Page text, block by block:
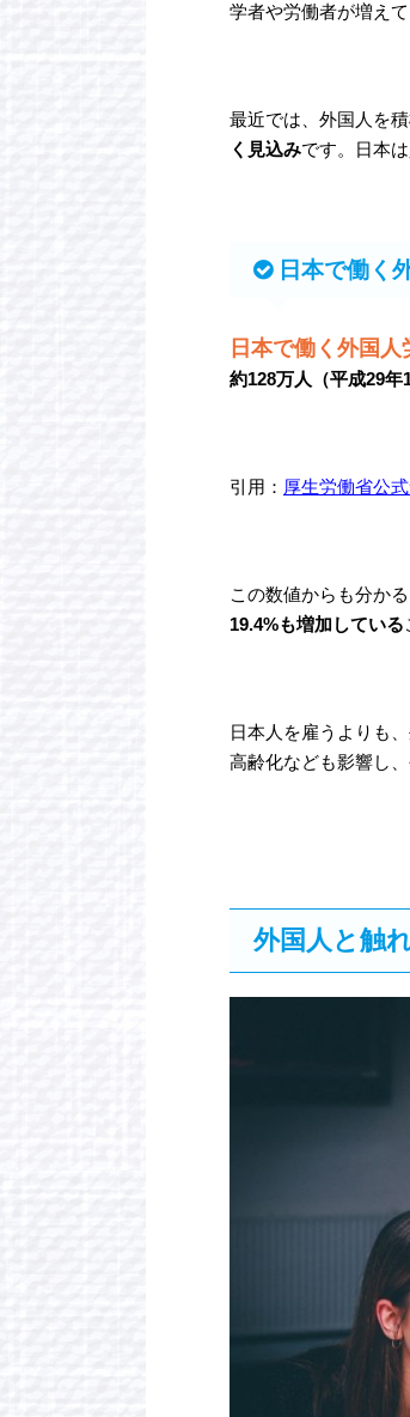
学者や労働者が増え
最近では、外国人を
く見込みです。日本
日本で働く
日本で働く外国
約128万人（平成29年
引用： 厚生労働省公
この数値からも分か
19.4%も増加している
日本人を雇うよりも
高齢化なども影響し
外国人と触